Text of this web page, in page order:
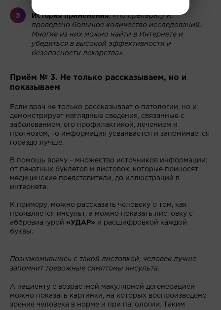
История применения.«По препарату К.
проведено большое количество исследований.
Многие из них можно найти в Интернете и
убедиться в высокой эффективности и
безопасности лекарства».
Приём № 3. Не только рассказываем, но и
показываем
Если врач не только рассказывает о патологии, но и
демонстрирует наглядные сведения, связанные с
заболеванием, его профилактикой, лечением и
прогнозом, то информация усваивается и запоминается
гораздо лучше.
В помощь врачу – множество источников информации:
от печатных буклетов и листовок, которые приносят
медицинские представители, до иллюстраций в
интернете.
К примеру, можно рассказать человеку о том, как
проявляется инсульт, а можно показать листовку с
аббревиатурой «УДАР» и расшифровкой каждой
буквы.
Познакомившись с такой листовкой, человек лучше
запомнит тревожные симптомы инсульта.
А пациенту с возрастной макулярной дегенерацией
можно показать картинки, на которых воспроизведено
зрение человека в норме и при патологии. Таким